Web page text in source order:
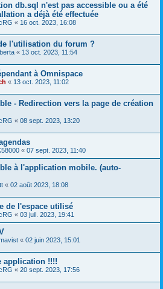
db.sql n'est pas accessible ou a été
a déjà été effectuée
« 16 oct. 2023, 16:08
l'utilisation du forum ?
« 13 oct. 2023, 11:54
à Omnispace
« 13 oct. 2023, 11:02
- Redirection vers la page de création
« 08 sept. 2023, 13:20
« 07 sept. 2023, 11:40
à l'application mobile. (auto-
« 02 août 2023, 18:08
de l'espace utilisé
« 03 juil. 2023, 19:41
« 02 juin 2023, 15:01
application !!!!
« 20 sept. 2023, 17:56